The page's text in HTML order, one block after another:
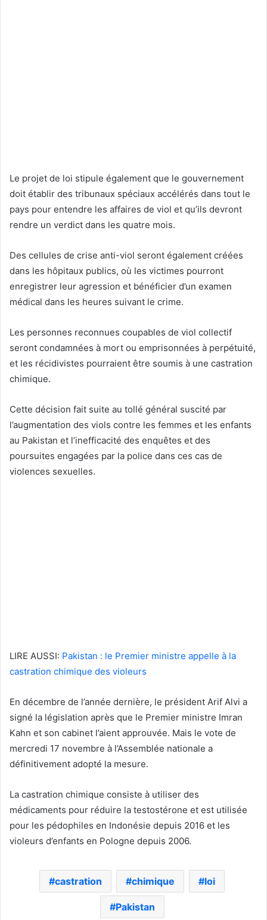
Le projet de loi stipule également que le gouvernement
doit établir des tribunaux spéciaux accélérés dans tout le
pays pour entendre les affaires de viol et qu’ils devront
rendre un verdict dans les quatre mois.
Des cellules de crise anti-viol seront également créées
dans les hôpitaux publics, où les victimes pourront
enregistrer leur agression et bénéficier d’un examen
médical dans les heures suivant le crime.
Les personnes reconnues coupables de viol collectif
seront condamnées à mort ou emprisonnées à perpétuité,
et les récidivistes pourraient être soumis à une castration
chimique.
Cette décision fait suite au tollé général suscité par
l’augmentation des viols contre les femmes et les enfants
au Pakistan et l’inefficacité des enquêtes et des
poursuites engagées par la police dans ces cas de
violences sexuelles.
LIRE AUSSI: Pakistan : le Premier ministre appelle à la
castration chimique des violeurs
En décembre de l’année dernière, le président Arif Alvi a
signé la législation après que le Premier ministre Imran
Kahn et son cabinet l’aient approuvée. Mais le vote de
mercredi 17 novembre à l’Assemblée nationale a
définitivement adopté la mesure.
La castration chimique consiste à utiliser des
médicaments pour réduire la testostérone et est utilisée
pour les pédophiles en Indonésie depuis 2016 et les
violeurs d’enfants en Pologne depuis 2006.
castration chimique loi
Pakistan